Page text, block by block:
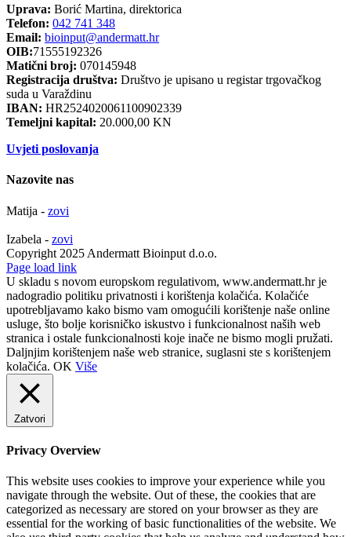
Uprava: Borić Martina, direktorica
Telefon: 042 741 348
Email: bioinput@andermatt.hr
OIB:71555192326
Matični broj: 070145948
Registracija društva: Društvo je upisano u registar trgovačkog
suda u Varaždinu
IBAN: HR2524020061100902339
Temeljni kapital: 20.000,00 KN
Uvjeti poslovanja
Nazovite nas
Matija - zovi
Izabela - zovi
Copyright 2025 Andermatt Bioinput d.o.o.
Facebook
Page load link
U skladu s novom europskom regulativom, www.andermatt.hr je
nadogradio politiku privatnosti i korištenja kolačića. Kolačiće
upotrebljavamo kako bismo vam omogućili korištenje naše online
usluge, što bolje korisničko iskustvo i funkcionalnost naših web
stranica i ostale funkcionalnosti koje inače ne bismo mogli pružati.
Daljnjim korištenjem naše web stranice, suglasni ste s korištenjem
kolačića. OK Više
Zatvori
Privacy Overview
This website uses cookies to improve your experience while you
navigate through the website. Out of these, the cookies that are
categorized as necessary are stored on your browser as they are
essential for the working of basic functionalities of the website. We